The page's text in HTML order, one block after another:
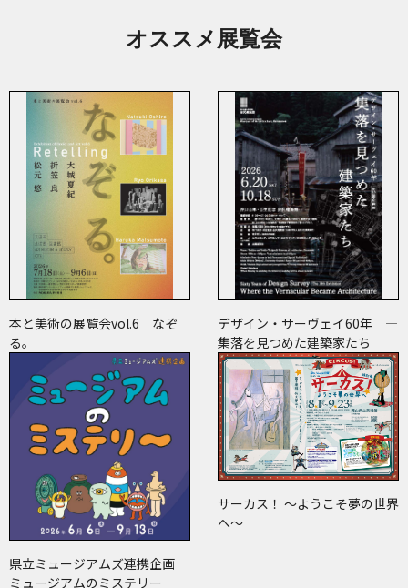
オススメ展覧会
本と美術の展覧会vol.6 なぞ
る。
デザイン・サーヴェイ60年 ―
集落を見つめた建築家たち
県立ミュージアムズ連携企画
ミュージアムのミステリー
サーカス！ ～ようこそ夢の世界
へ～